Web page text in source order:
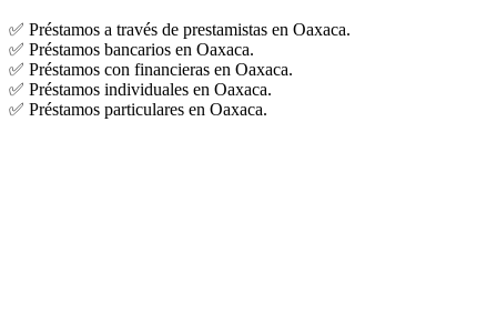
✅ Préstamos a través de prestamistas en Oaxaca.
✅ Préstamos bancarios en Oaxaca.
✅ Préstamos con financieras en Oaxaca.
✅ Préstamos individuales en Oaxaca.
✅ Préstamos particulares en Oaxaca.